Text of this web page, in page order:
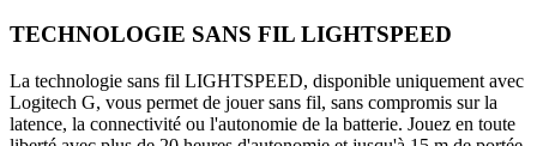
TECHNOLOGIE SANS FIL LIGHTSPEED
La technologie sans fil LIGHTSPEED, disponible uniquement avec
Logitech G, vous permet de jouer sans fil, sans compromis sur la
latence, la connectivité ou l'autonomie de la batterie. Jouez en toute